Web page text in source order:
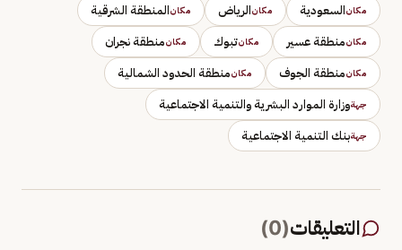
مكانالسعودية مكانالرياض مكانالمنطقة الشرقية
مكانمنطقة عسير مكانتبوك مكانمنطقة نجران
مكانمنطقة الجوف مكانمنطقة الحدود الشمالية
جهةوزارة الموارد البشرية والتنمية الاجتماعية
جهةبنك التنمية الاجتماعية
التعليقات(
0
)